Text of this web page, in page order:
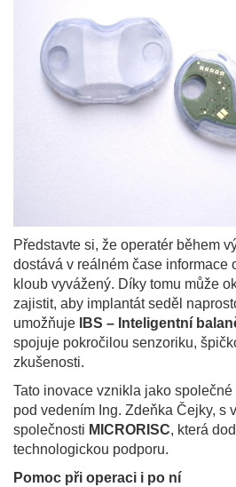
Představte si, že operatér během
dostává v reálném čase informace
kloub vyvážený. Díky tomu může
zajistit, aby implantát seděl
umožňuje
IBS – Inteligentní
spojuje pokročilou senzoriku,
zkušenosti.
Tato inovace vznikla jako
pod vedením Ing. Zdeňka Čejky, s
společnosti MICRORISC, která
technologickou podporu.
Pomoc při operaci i po ní